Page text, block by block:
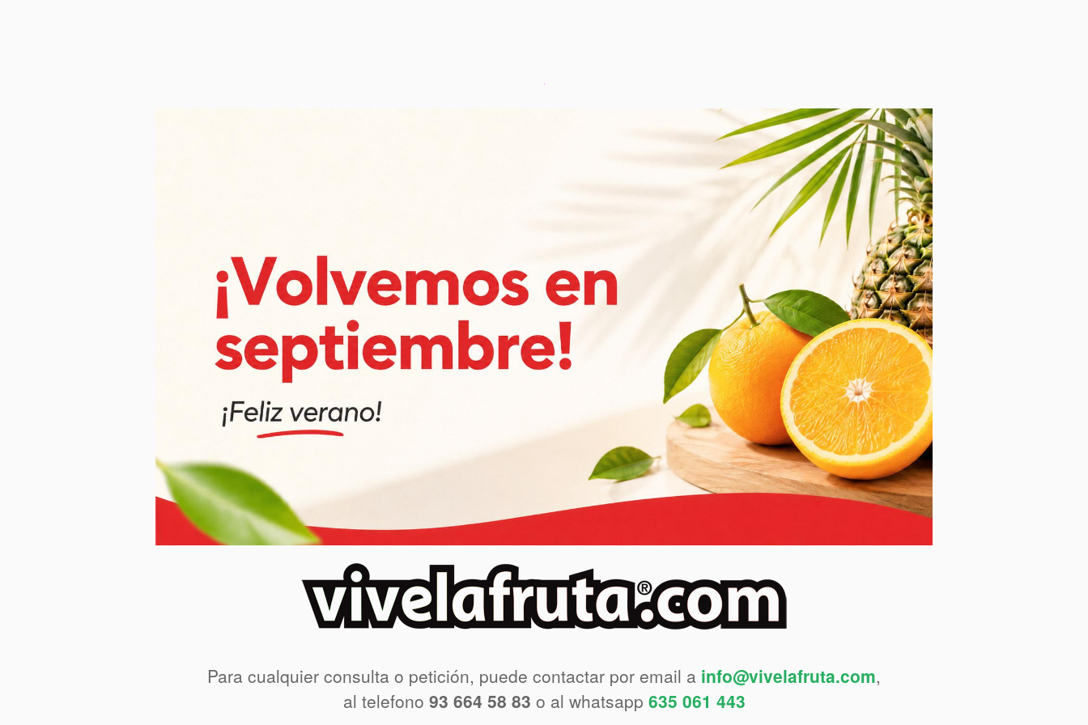
Para cualquier consulta o petición, puede contactar por email a info@vivelafruta.com,
al telefono 93 664 58 83 o al whatsapp 635 061 443